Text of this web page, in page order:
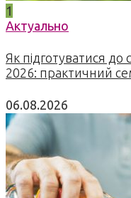
1
Актуально
Як підготуватися
2026: практичний
06.08.2026